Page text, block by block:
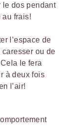
le dos pendant
au frais!
l’espace de
ou de
le fera
à deux fois
l’air!